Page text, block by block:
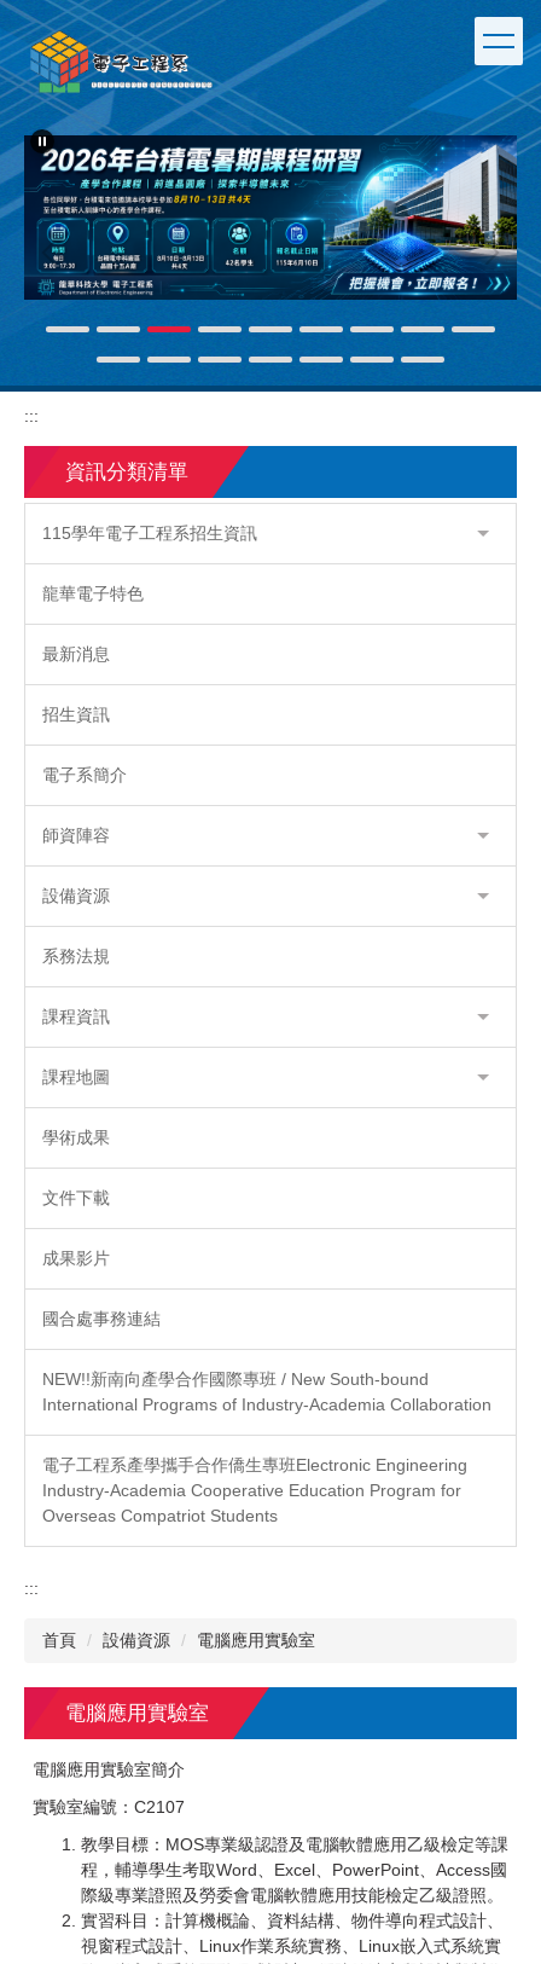
跳
到
主
要
內
容
區
:::
資訊分類清單
115學年電子工程系招生資訊
龍華電子特色
最新消息
招生資訊
電子系簡介
師資陣容
設備資源
系務法規
課程資訊
課程地圖
學術成果
文件下載
成果影片
國合處事務連結
NEW!!新南向產學合作國際專班 / New South-bound
International Programs of Industry-Academia Collaboration
電子工程系產學攜手合作僑生專班Electronic Engineering
Industry-Academia Cooperative Education Program for
Overseas Compatriot Students
:::
首頁 設備資源 電腦應用實驗室
電腦應用實驗室
電腦應用實驗室簡介
實驗室編號：C2107
教學目標：MOS專業級認證及電腦軟體應用乙級檢定等課
程，輔導學生考取Word、Excel、PowerPoint、Access國
際級專業證照及勞委會電腦軟體應用技能檢定乙級證照。
實習科目：計算機概論、資料結構、物件導向程式設計、
視窗程式設計、Linux作業系統實務、Linux嵌入式系統實